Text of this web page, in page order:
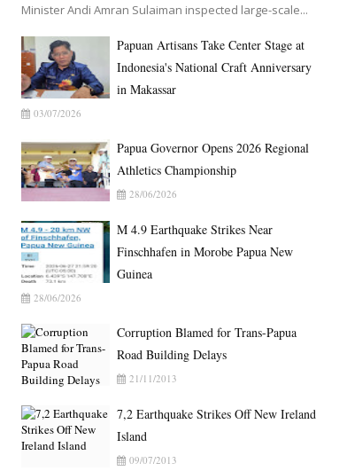
Minister Andi Amran Sulaiman inspected large-scale...
Papuan Artisans Take Center Stage at
Indonesia's National Craft Anniversary
in Makassar
03/07/2026
Papua Governor Opens 2026 Regional
Athletics Championship
28/06/2026
M 4.9 Earthquake Strikes Near
Finschhafen in Morobe Papua New
Guinea
28/06/2026
Corruption Blamed for Trans-Papua
Road Building Delays
21/11/2013
7,2 Earthquake Strikes Off New Ireland
Island
09/07/2013